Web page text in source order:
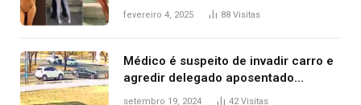
West que apareceu nua no Grammy
fevereiro 4, 2025 88 Visitas
Médico é suspeito de invadir carro e
agredir delegado aposentado
durante confusão no trânsito
setembro 19, 2024 42Visitas